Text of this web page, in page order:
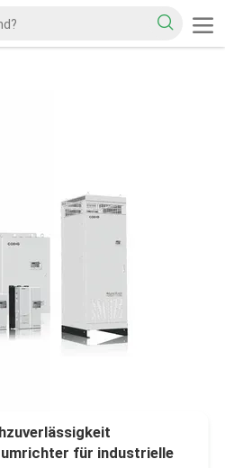
für industrielle